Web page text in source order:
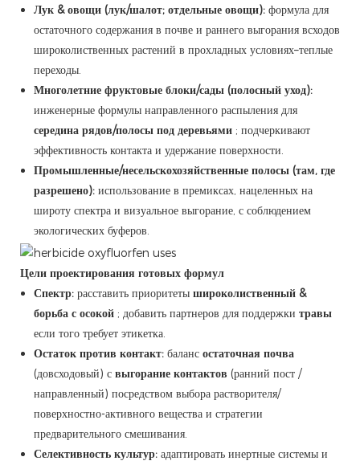
Лук & овощи (лук/шалот; отдельные овощи): формула для
остаточного содержания в почве и раннего выгорания всходов
широколиственных растений в прохладных условиях–теплые
переходы.
Многолетние фруктовые блоки/сады (полосный уход):
инженерные формулы направленного распыления для
середина рядов/полосы под деревьями ; подчеркивают
эффективность контакта и удержание поверхности.
Промышленные/несельскохозяйственные полосы (там, где
разрешено): использование в премиксах, нацеленных на
широту спектра и визуальное выгорание, с соблюдением
экологических буферов.
Цели проектирования готовых формул
Спектр: расставить приоритеты широколиственный &
борьба с осокой ; добавить партнеров для поддержки травы
если того требует этикетка.
Остаток против контакт: баланс остаточная почва
(довсходовый) с выгорание контактов (ранний пост /
направленный) посредством выбора растворителя/
поверхностно-активного вещества и стратегии
предварительного смешивания.
Селективность культур: адаптировать инертные системы и